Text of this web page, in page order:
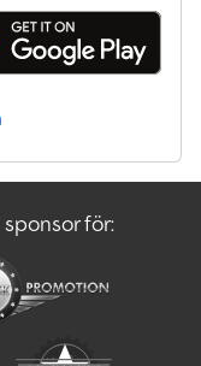
för: